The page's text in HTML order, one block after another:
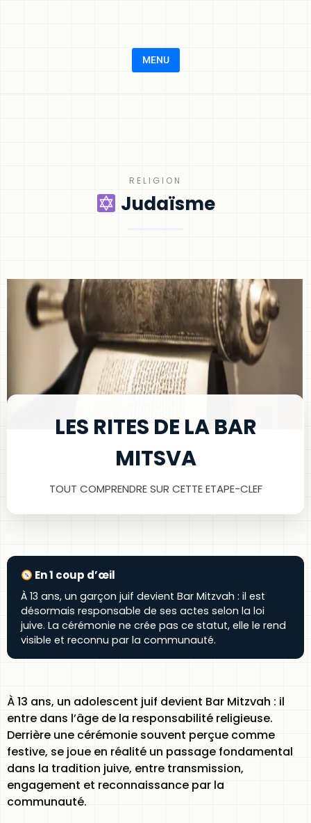
MENU
RELIGION
Judaïsme
LES RITES DE LA BAR
MITSVA
TOUT COMPRENDRE SUR CETTE ETAPE-CLEF
En 1 coup d’œil
À 13 ans, un garçon juif devient Bar Mitzvah : il est
désormais responsable de ses actes selon la loi
juive. La cérémonie ne crée pas ce statut, elle le rend
visible et reconnu par la communauté.
À 13 ans, un adolescent juif devient Bar Mitzvah : il
entre dans l’âge de la responsabilité religieuse.
Derrière une cérémonie souvent perçue comme
festive, se joue en réalité un passage fondamental
dans la tradition juive, entre transmission,
engagement et reconnaissance par la
communauté.